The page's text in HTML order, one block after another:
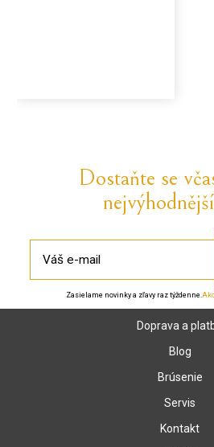
Dostaňte se
Zasielame novinky a zľavy raz týždenne.
Doprava a
Blog
Brúsenie
Servis
Kontakt